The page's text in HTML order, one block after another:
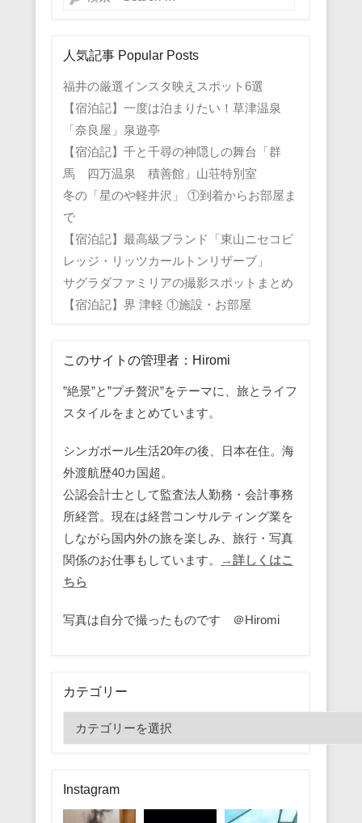
人気記事 Popular Posts
福井の厳選インスタ映えスポット6選
【宿泊記】一度は泊まりたい！草津温泉
「奈良屋」泉遊亭
【宿泊記】千と千尋の神隠しの舞台「群
馬 四万温泉 積善館」山荘特別室
冬の「星のや軽井沢」 ①到着からお部屋ま
で
【宿泊記】最高級ブランド「東山ニセコビ
レッジ・リッツカールトンリザーブ」
サグラダファミリアの撮影スポットまとめ
【宿泊記】界 津軽 ①施設・お部屋
このサイトの管理者：Hiromi
”絶景”と”プチ贅沢”をテーマに、旅とライフ
スタイルをまとめています。
シンガポール生活20年の後、日本在住。海
外渡航歴40カ国超。
公認会計士として監査法人勤務・会計事務
所経営。現在は経営コンサルティング業を
しながら国内外の旅を楽しみ、旅行・写真
関係のお仕事もしています。
→詳しくはこ
ちら
写真は自分で撮ったものです ＠Hiromi
カテゴリー
テ
リ
ー
Instagram